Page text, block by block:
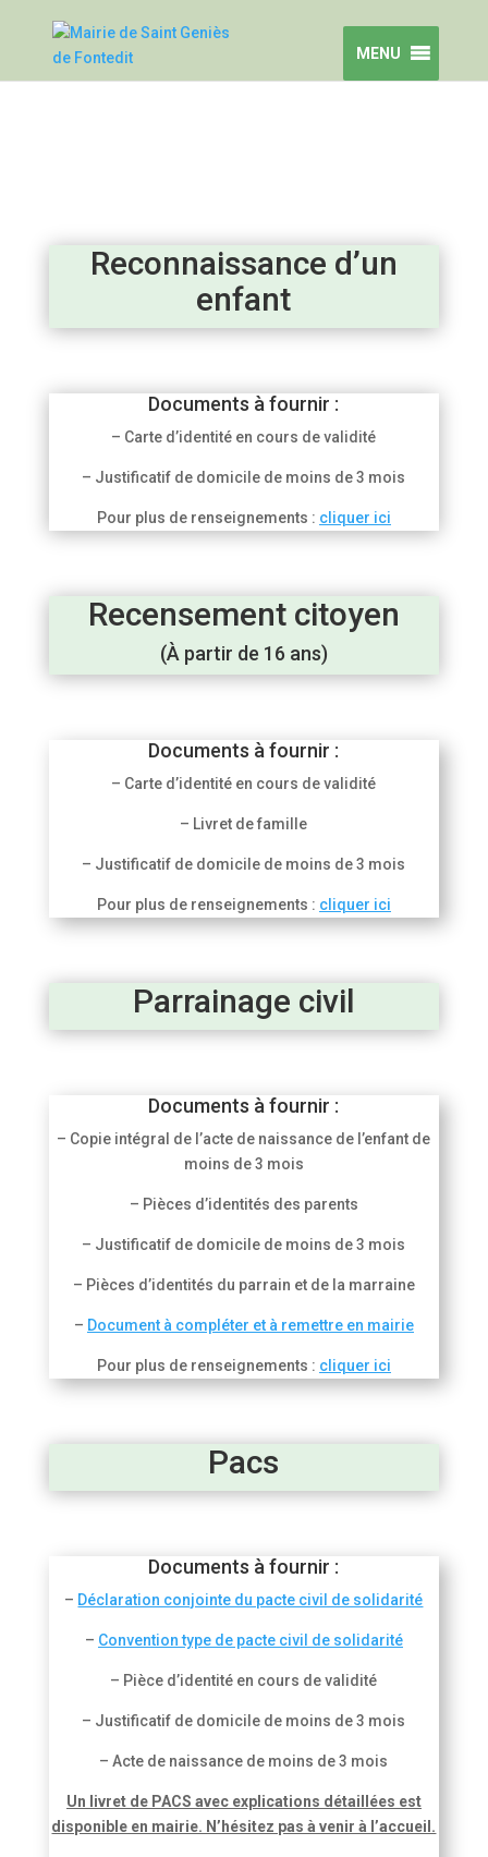
MENU
Reconnaissance d’un
enfant
Documents à fournir :
– Carte d’identité en cours de validité
– Justificatif de domicile de moins de 3 mois
Pour plus de renseignements : cliquer ici
Recensement citoyen
(À partir de 16 ans)
Documents à fournir :
– Carte d’identité en cours de validité
– Livret de famille
– Justificatif de domicile de moins de 3 mois
Pour plus de renseignements : cliquer ici
Parrainage civil
Documents à fournir :
– Copie intégral de l’acte de naissance de l’enfant de
moins de 3 mois
– Pièces d’identités des parents
– Justificatif de domicile de moins de 3 mois
– Pièces d’identités du parrain et de la marraine
– Document à compléter et à remettre en mairie
Pour plus de renseignements : cliquer ici
Pacs
Documents à fournir :
– Déclaration conjointe du pacte civil de solidarité
– Convention type de pacte civil de solidarité
– Pièce d’identité en cours de validité
– Justificatif de domicile de moins de 3 mois
– Acte de naissance de moins de 3 mois
Un livret de PACS avec explications détaillées est
disponible en mairie. N’hésitez pas à venir à l’accueil.